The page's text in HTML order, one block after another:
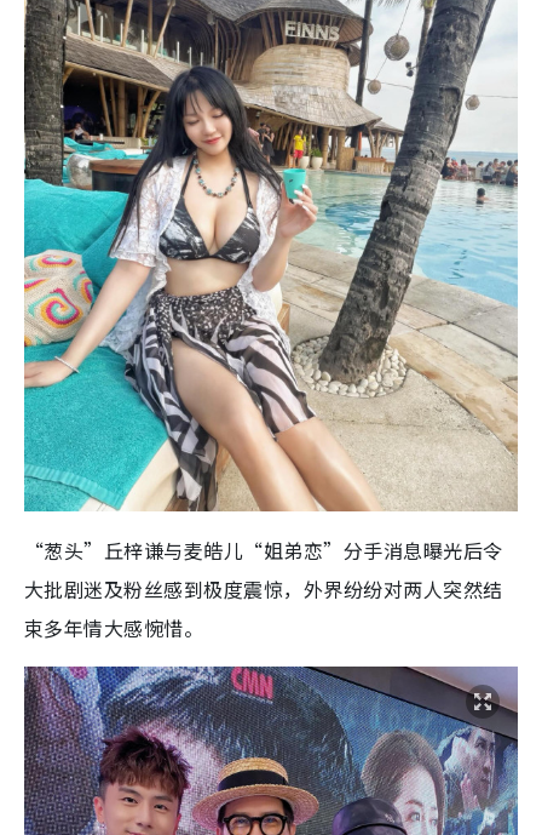
“葱头”丘梓谦与麦皓儿“姐弟恋”分手消息曝光后令
大批剧迷及粉丝感到极度震惊，外界纷纷对两人突然结
束多年情大感惋惜。